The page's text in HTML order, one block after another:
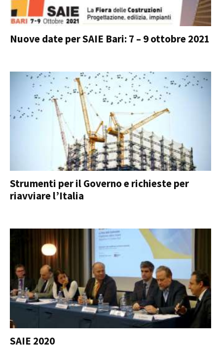
Nuove date per SAIE Bari: 7 – 9 ottobre 2021
Strumenti per il Governo e richieste per
riavviare l’Italia
SAIE 2020